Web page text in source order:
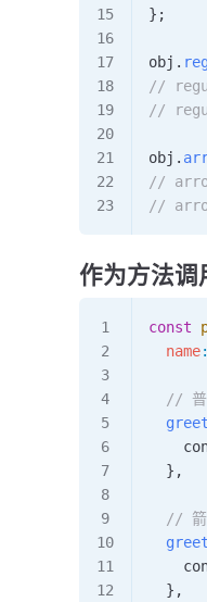
};
obj .
//
//
obj .
//
//
作为方法调
const
  name
:
//
  greet
  },
//
  },